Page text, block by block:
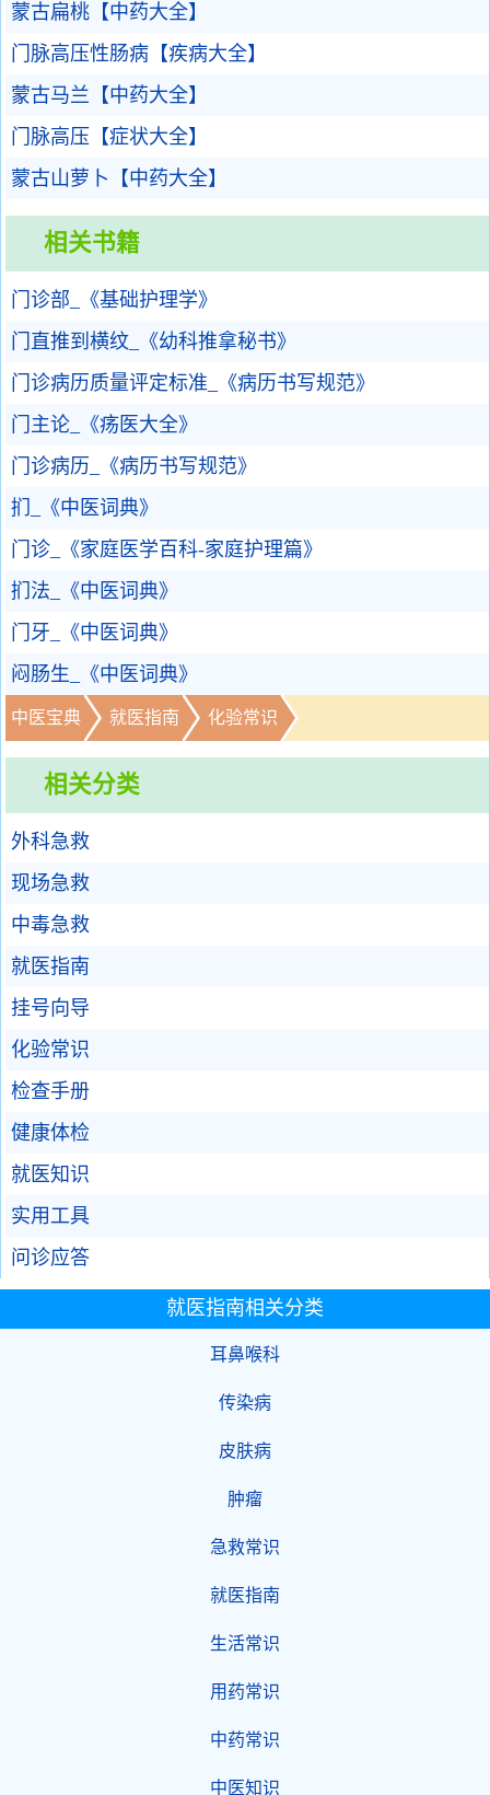
蒙古扁桃【中药大全】
门脉高压性肠病【疾病大全】
蒙古马兰【中药大全】
门脉高压【症状大全】
蒙古山萝卜【中药大全】
相关书籍
门诊部_《基础护理学》
门直推到横纹_《幼科推拿秘书》
门诊病历质量评定标准_《病历书写规范》
门主论_《疡医大全》
门诊病历_《病历书写规范》
扪_《中医词典》
门诊_《家庭医学百科-家庭护理篇》
扪法_《中医词典》
门牙_《中医词典》
闷肠生_《中医词典》
中医宝典 就医指南 化验常识
相关分类
外科急救
现场急救
中毒急救
就医指南
挂号向导
化验常识
检查手册
健康体检
就医知识
实用工具
问诊应答
就医指南相关分类
耳鼻喉科
传染病
皮肤病
肿瘤
急救常识
就医指南
生活常识
用药常识
中药常识
中医知识